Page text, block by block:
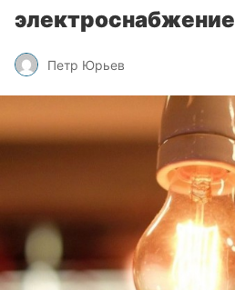
электроснабжение
Петр Юрьев